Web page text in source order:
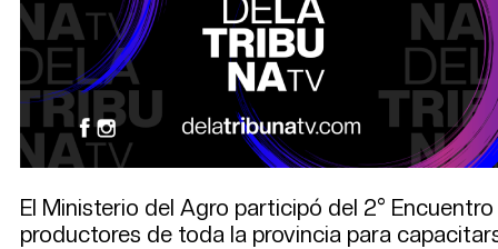
El Ministerio del Agro participó del 2°
productores de toda la provincia para